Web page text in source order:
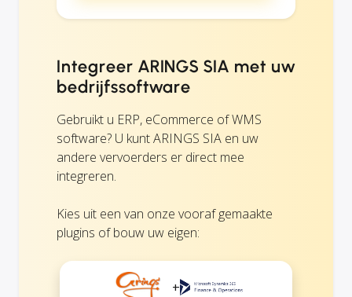
Integreer ARINGS SIA met uw
bedrijfssoftware
Gebruikt u ERP, eCommerce of WMS
software? U kunt ARINGS SIA en uw
andere vervoerders er direct mee
integreren.
Kies uit een van onze vooraf gemaakte
plugins of bouw uw eigen:
+